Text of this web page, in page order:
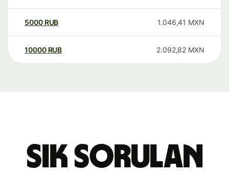
5000 RUB 1.046,41 MXN
10000 RUB 2.092,82 MXN
Sık sorulan